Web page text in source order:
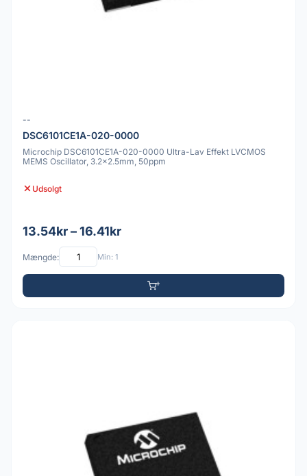
--
DSC6101CE1A-020-0000
Microchip DSC6101CE1A-020-0000 Ultra-Lav Effekt LVCMOS
MEMS Oscillator, 3.2x2.5mm, 50ppm
Udsolgt
13.54kr – 16.41kr
Mængde: Min: 1